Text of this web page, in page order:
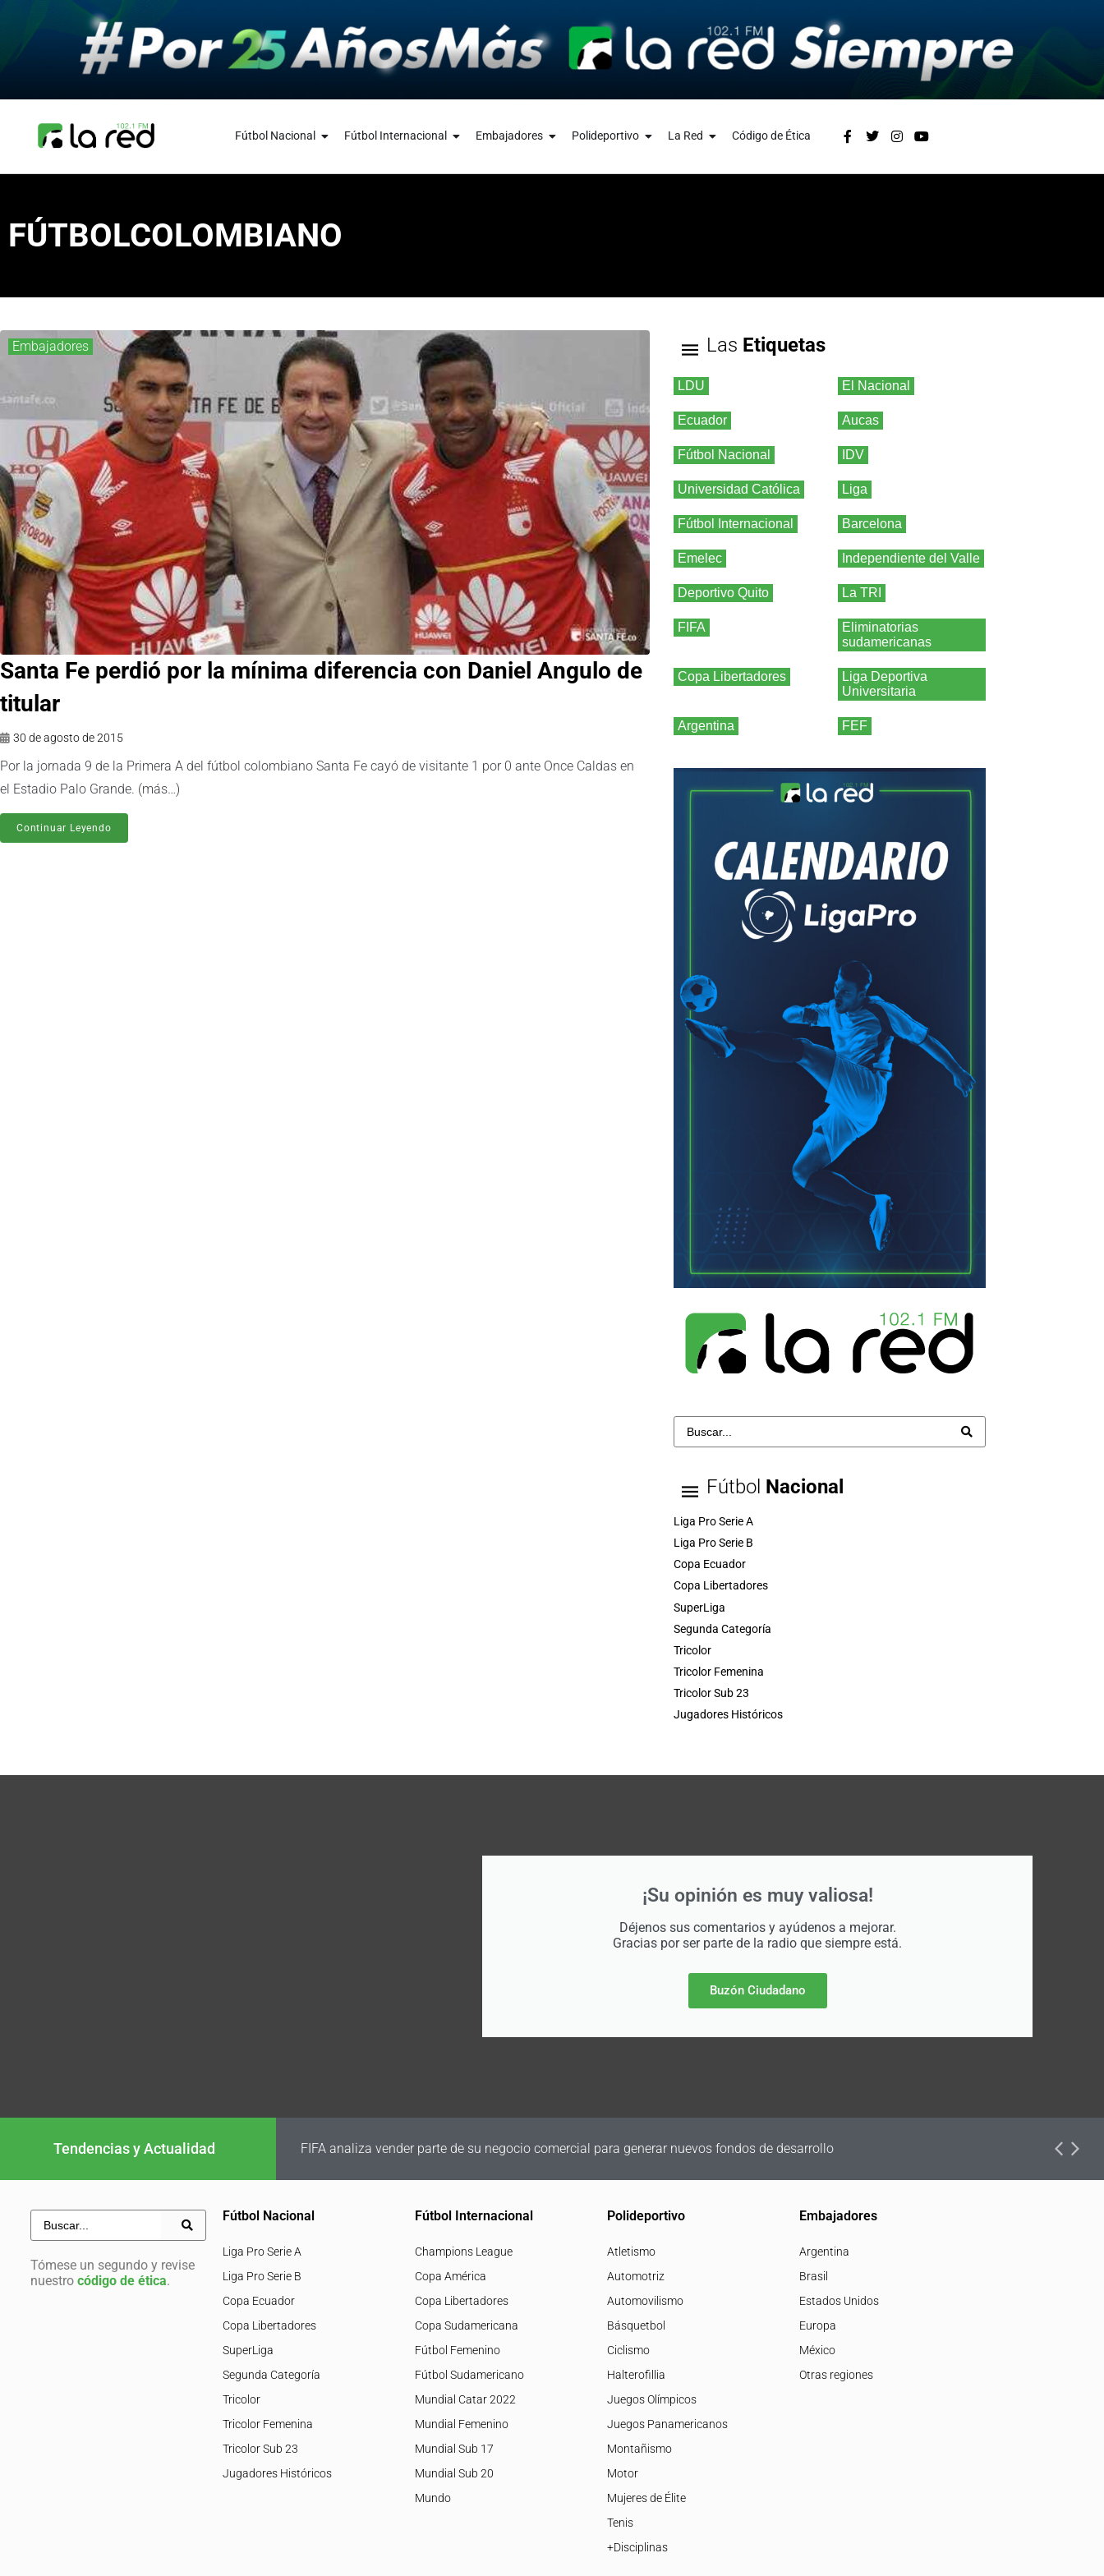
Fútbol Nacional Fútbol Internacional Embajadores Polideportivo La Red Código de Ética
FÚTBOLCOLOMBIANO
Embajadores
Santa Fe perdió por la mínima diferencia con Daniel Angulo de
titular
30 de agosto de 2015
Por la jornada 9 de la Primera A del fútbol colombiano Santa Fe cayó de visitante 1 por 0 ante Once Caldas en
el Estadio Palo Grande. (más…)
Continuar Leyendo
Las Etiquetas
LDU El Nacional
Ecuador Aucas
Fútbol Nacional IDV
Universidad Católica Liga
Fútbol Internacional Barcelona
Emelec Independiente del Valle
Deportivo Quito La TRI
FIFA
Eliminatorias
sudamericanas
Copa Libertadores
Liga Deportiva
Universitaria
Argentina FEF
Fútbol Nacional
Liga Pro Serie A
Liga Pro Serie B
Copa Ecuador
Copa Libertadores
SuperLiga
Segunda Categoría
Tricolor
Tricolor Femenina
Tricolor Sub 23
Jugadores Históricos
¡Su opinión es muy valiosa!
Déjenos sus comentarios y ayúdenos a mejorar.
Gracias por ser parte de la radio que siempre está.
Buzón Ciudadano
Tendencias y Actualidad FIFA analiza vender parte de su negocio comercial para generar nuevos fondos de desarrollo
Tómese un segundo y revise
nuestro código de ética.
Fútbol Nacional
Liga Pro Serie A
Liga Pro Serie B
Copa Ecuador
Copa Libertadores
SuperLiga
Segunda Categoría
Tricolor
Tricolor Femenina
Tricolor Sub 23
Jugadores Históricos
Fútbol Internacional
Champions League
Copa América
Copa Libertadores
Copa Sudamericana
Fútbol Femenino
Fútbol Sudamericano
Mundial Catar 2022
Mundial Femenino
Mundial Sub 17
Mundial Sub 20
Mundo
Polideportivo
Atletismo
Automotriz
Automovilismo
Básquetbol
Ciclismo
Halterofillia
Juegos Olímpicos
Juegos Panamericanos
Montañismo
Motor
Mujeres de Élite
Tenis
+Disciplinas
Embajadores
Argentina
Brasil
Estados Unidos
Europa
México
Otras regiones